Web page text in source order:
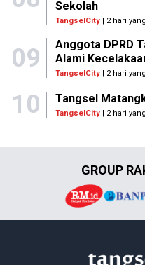
Sekolah
TangselCity| 2 hari
09
Anggota DPRD
Alami
TangselCity| 2 hari
10 Tangsel
TangselCity | 2 hari
GROUP